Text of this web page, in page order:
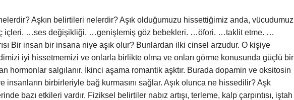
Aşkın belirtileri nelerdir? Aşık olduğumuzu hissettiğimiz anda, vücudumuz
içleri. …ses değişikliği. …genişlemiş göz bebekleri. …öfori. …taklit etme. …
Bir insan bir insana niye aşık olur? Bunlardan ilki cinsel arzudur. O kişiye
iyi hissetmemizi ve onlarla birlikte olma ve onları görme konusunda güçlü bir
hormonlar salgılanır. İkinci aşama romantik aşktır. Burada dopamin ve oksitosin
insanların birbirleriyle bağ kurmasını sağlar. Aşık olunca ne hissedilir? Aşk
bazı etkileri vardır. Fiziksel belirtiler nabız artışı, terleme, kalp çarpıntısı, iştah